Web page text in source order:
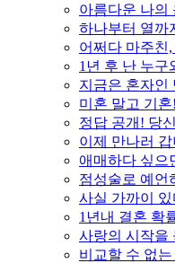
아름다운 나의
하나부터 열까
어쩌다 마주친
1년 후 난 누구
지금은 혼자인
미혼 말고 기
정답 공개! 당
이제 만나러
애매하다 싶으
점성술로 예언
사실 가까이
1년내 결혼 확
사랑의 시작을
비교할 수 없